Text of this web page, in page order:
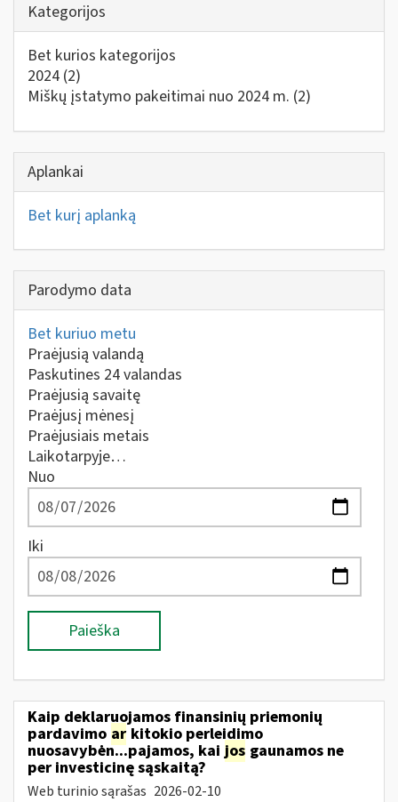
Kategorijos
Bet kurios kategorijos
2024 (2)
Miškų įstatymo pakeitimai nuo 2024 m. (2)
Aplankai
Bet kurį aplanką
Parodymo data
Bet kuriuo metu
Praėjusią valandą
Paskutines 24 valandas
Praėjusią savaitę
Praėjusį mėnesį
Praėjusiais metais
Laikotarpyje…
Nuo
Iki
Paieška
Kaip deklaruojamos finansinių priemonių
pardavimo ar kitokio perleidimo
nuosavybėn...pajamos, kai jos gaunamos ne
per investicinę sąskaitą?
Web turinio sąrašas 2026-02-10